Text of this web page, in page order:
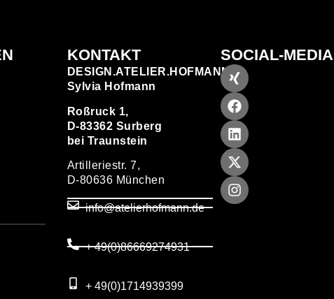
KONTAKT
DESIGN.ATELIER.HOFMANN
Sylvia Hofmann
Roßruck 1,
D-83362 Surberg
bei Traunstein
Artilleriestr. 7,
D-80636 München
info@atelierhofmann.de
+ 49(0)86669274931
+ 49(0)1714939399
SOCIAL-MEDIA